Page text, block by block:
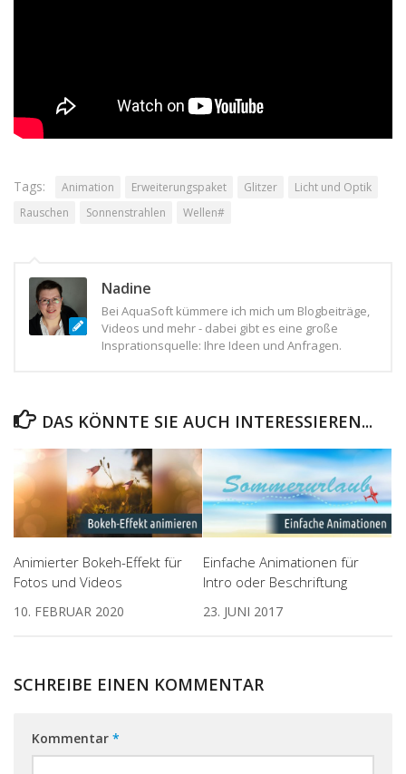
Tags: Animation Erweiterungspaket Glitzer
Licht und Optik
Rauschen
Sonnenstrahlen Wellen#
Nadine
Bei AquaSoft kümmere ich mich um Blogbeiträge,
Videos und mehr - dabei gibt es eine große
Insprationsquelle: Ihre Ideen und Anfragen.
DAS KÖNNTE SIE AUCH INTERESSIEREN...
Animierter Bokeh-Effekt für
Fotos und Videos
10. FEBRUAR 2020
Einfache Animationen für
Intro oder Beschriftung
23. JUNI 2017
SCHREIBE EINEN KOMMENTAR
Kommentar *